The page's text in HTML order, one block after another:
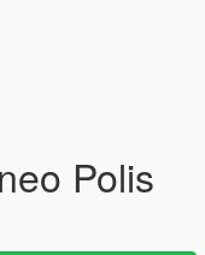
Polis